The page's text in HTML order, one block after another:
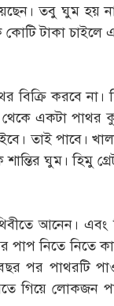
তবু ঘুম হয়
টাকা চাইলে
বিক্রি করবে না।
একটা পাথর
তাই পাবে।
ঘুম। হিমু
আনেন। এবং
পাপ নিতে নিতে
পর পাথরটি
গিয়ে লোকজন